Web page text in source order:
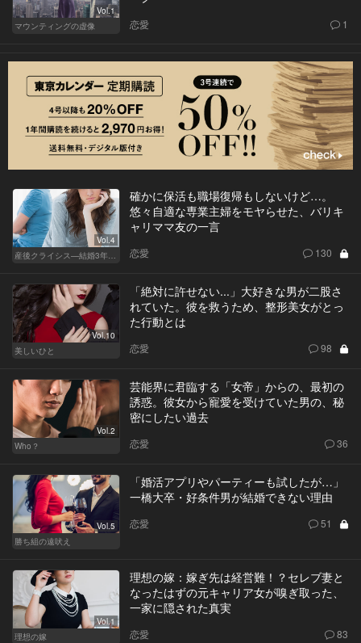
Vol.1
マウンティングの虚像
恋愛 1
Vol.4
産後クライシス—結婚3年目の波乱—
確かに保活も職場復帰もしないけど…。
悠々自適な専業主婦をモヤらせた、バリキ
ャリママ友の一言
恋愛 130
Vol.10
美しいひと
「絶対に許せない...」大好きな男が二股さ
れていた。彼を救うため、整形美女がとっ
た行動とは
恋愛 98
Vol.2
Who？
芸能界に君臨する「女帝」からの、最初の
誘惑。彼女から寵愛を受けていた男の、秘
密にしたい過去
恋愛 36
Vol.5
勝ち組の遠吠え
「婚活アプリやパーティーも試したが…」
一橋大卒・好条件男が結婚できない理由
恋愛 51
Vol.1
理想の嫁
理想の嫁：嫁ぎ先は経営難！？セレブ妻と
なったはずの元キャリア女が嗅ぎ取った、
一家に隠された真実
恋愛 83